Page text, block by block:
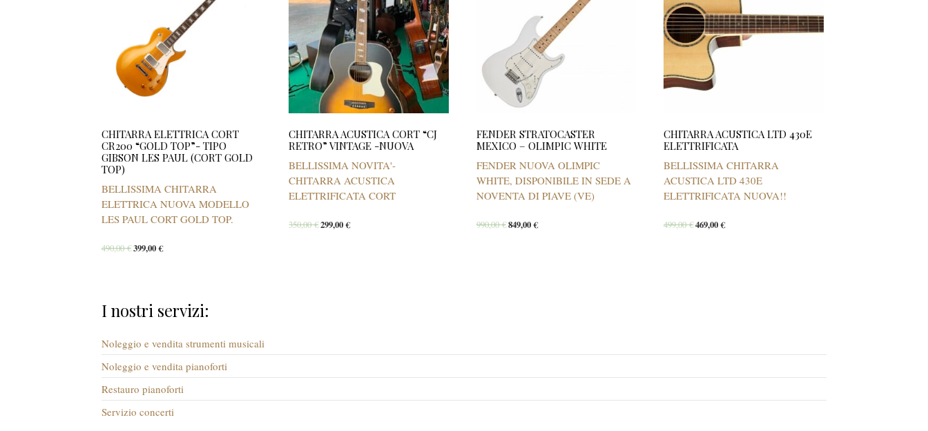
CHITARRA ELETTRICA CORT
CR200 “GOLD TOP”- TIPO
GIBSON LES PAUL (CORT GOLD
TOP)
BELLISSIMA CHITARRA
ELETTRICA NUOVA MODELLO
LES PAUL CORT GOLD TOP.
490,00€399,00€
CHITARRA ACUSTICA CORT “CJ
RETRO” VINTAGE -NUOVA
BELLISSIMA NOVITA'-
CHITARRA ACUSTICA
ELETTRIFICATA CORT
350,00€299,00€
FENDER STRATOCASTER
MEXICO – OLIMPIC WHITE
FENDER NUOVA OLIMPIC
WHITE, DISPONIBILE IN SEDE A
NOVENTA DI PIAVE (VE)
990,00€849,00€
CHITARRA ACUSTICA LTD 430E
ELETTRIFICATA
BELLISSIMA CHITARRA
ACUSTICA LTD 430E
ELETTRIFICATA NUOVA!!
499,00€469,00€
I nostri servizi:
Noleggio e vendita strumenti musicali
Noleggio e vendita pianoforti
Restauro pianoforti
Servizio concerti